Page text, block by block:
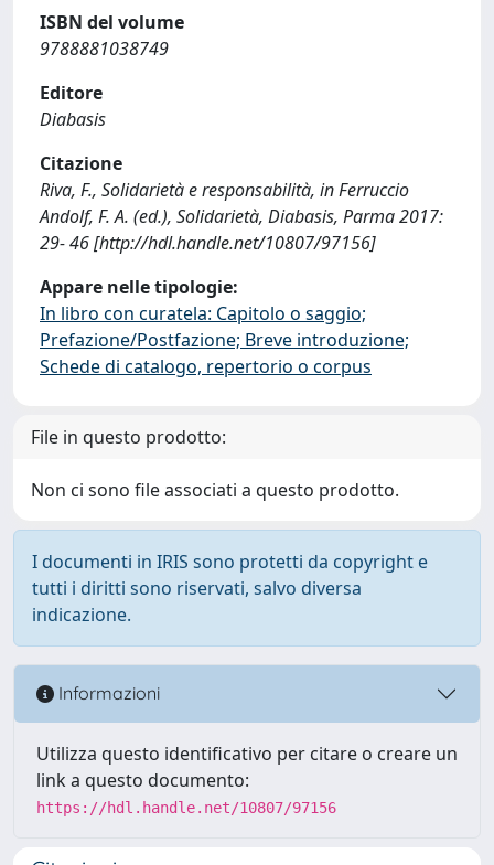
ISBN del volume
9788881038749
Editore
Diabasis
Citazione
Riva, F., Solidarietà e responsabilità, in Ferruccio
Andolf, F. A. (ed.), Solidarietà, Diabasis, Parma 2017:
29- 46 [http://hdl.handle.net/10807/97156]
Appare nelle tipologie:
In libro con curatela: Capitolo o saggio;
Prefazione/Postfazione; Breve introduzione;
Schede di catalogo, repertorio o corpus
File in questo prodotto:
Non ci sono file associati a questo prodotto.
I documenti in IRIS sono protetti da copyright e
tutti i diritti sono riservati, salvo diversa
indicazione.
Informazioni
Utilizza questo identificativo per citare o creare un
link a questo documento:
https://hdl.handle.net/10807/97156